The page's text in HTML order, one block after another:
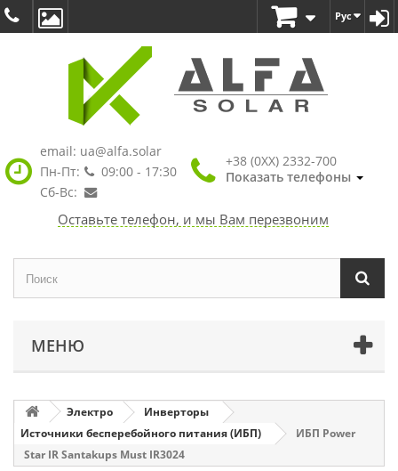
Рус
email: ua@alfa.solar
Пн-Пт:
09:00 - 17:30
Сб-Вс:
+38 (0XX) 2332-700
Показать телефоны
Оставьте телефон, и мы Вам перезвоним
МЕНЮ
Электро
Инверторы
Источники бесперебойного питания (ИБП)
ИБП Power
Star IR Santakups Must IR3024